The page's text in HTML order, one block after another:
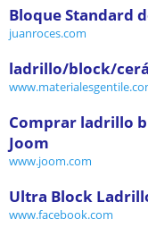
Bloque Standard
juanroces.com
ladrillo/block/
Comprar ladrillo
Joom
www.joom.com
Ultra Block
www.facebook.com